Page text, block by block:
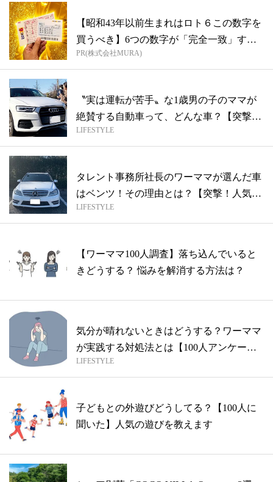
【昭和43年以前生まれはロト６この数字を
買うべき】6つの数字が「完全一致」する
方...
PR(株式会社MURA)
〝実は運転が苦手〟な1歳男の子のママが
絶賛する自動車って、どんな車？【突撃！
人気...
LIFESTYLE
タレント事務所社長のワーママが選んだ車
はベンツ！その理由とは？【突撃！人気読
者モ...
LIFESTYLE
【ワーママ100人調査】落ち込んでいると
きどうする？ 悩みを解消する方法は？
気分が晴れないときはどうする？ワーママ
が実践する対処法とは【100人アンケー
ト】
LIFESTYLE
子どもとの外遊びどうしてる？【100人に
聞いた】人気の遊びを教えます